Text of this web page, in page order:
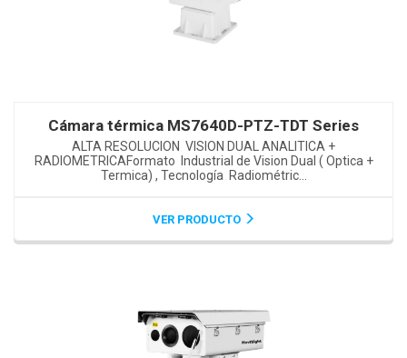
Cámara térmica MS7640D-PTZ-TDT Series
ALTA RESOLUCION VISION DUAL ANALITICA +
RADIOMETRICAFormato Industrial de Vision Dual ( Optica +
Termica) , Tecnología Radiométric...
VER PRODUCTO